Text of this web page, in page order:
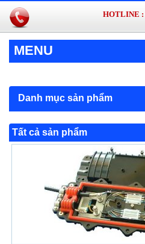
HOTLINE :
MENU
Danh mục sản phẩm
Tất cả sản phẩm